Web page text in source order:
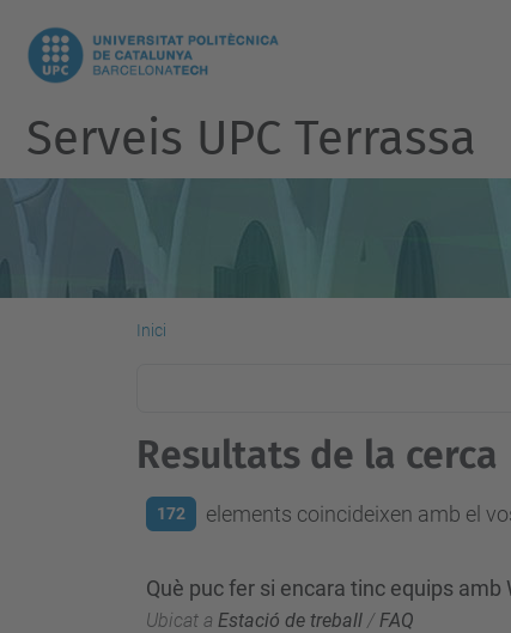
Serveis UPC Terrassa
Inici
Resultats de la cerca
172 elements coincideixen amb el
Què puc fer si encara tinc equips amb
Ubicat a Estació de treball / FAQ